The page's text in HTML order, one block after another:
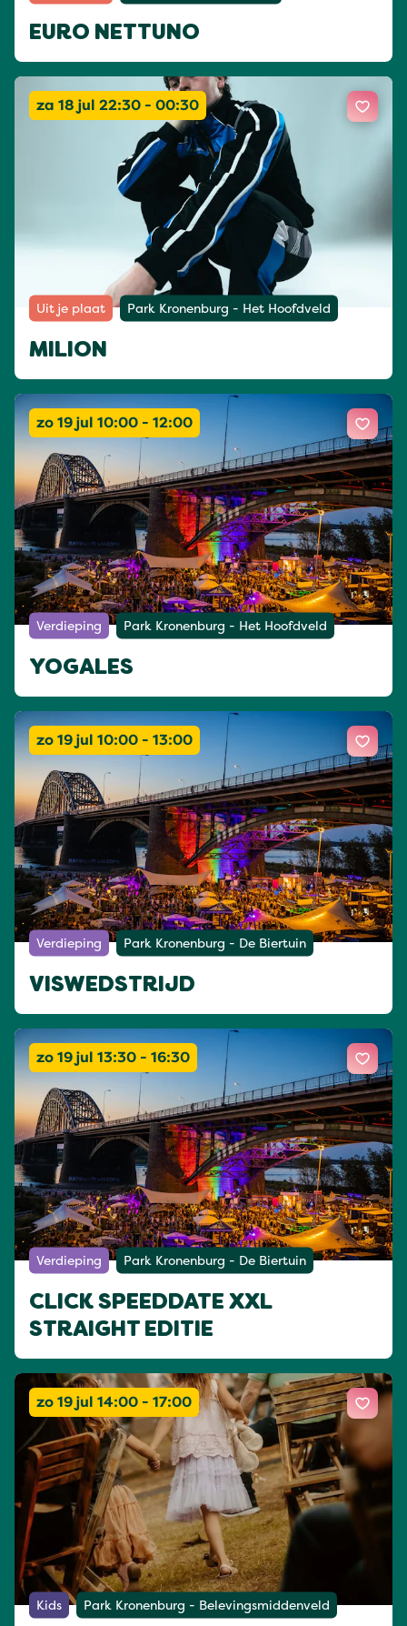
EURO NETTUNO
za 18 jul 22:30 - 00:30
Uit je plaat Park Kronenburg - Het Hoofdveld
MILION
zo 19 jul 10:00 - 12:00
Verdieping Park Kronenburg - Het Hoofdveld
YOGALES
zo 19 jul 10:00 - 13:00
Verdieping Park Kronenburg - De Biertuin
VISWEDSTRIJD
zo 19 jul 13:30 - 16:30
Verdieping Park Kronenburg - De Biertuin
CLICK SPEEDDATE XXL
STRAIGHT EDITIE
zo 19 jul 14:00 - 17:00
Kids Park Kronenburg - Belevingsmiddenveld